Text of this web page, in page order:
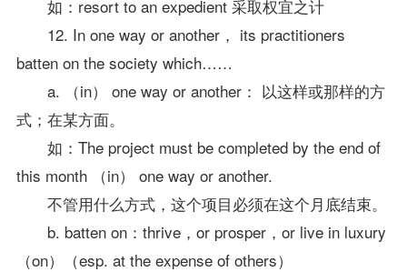
如：resort to an expedient 采取权宜之计
12. In one way or another， its practitioners
batten on the society which……
a. （in） one way or another： 以这样或那样的方
式；在某方面。
如：The project must be completed by the end of
this month （in） one way or another.
不管用什么方式，这个项目必须在这个月底结束。
b. batten on：thrive，or prosper，or live in luxury
（on）（esp. at the expense of others）